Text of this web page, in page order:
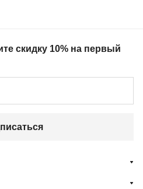
скидку 10% на первый